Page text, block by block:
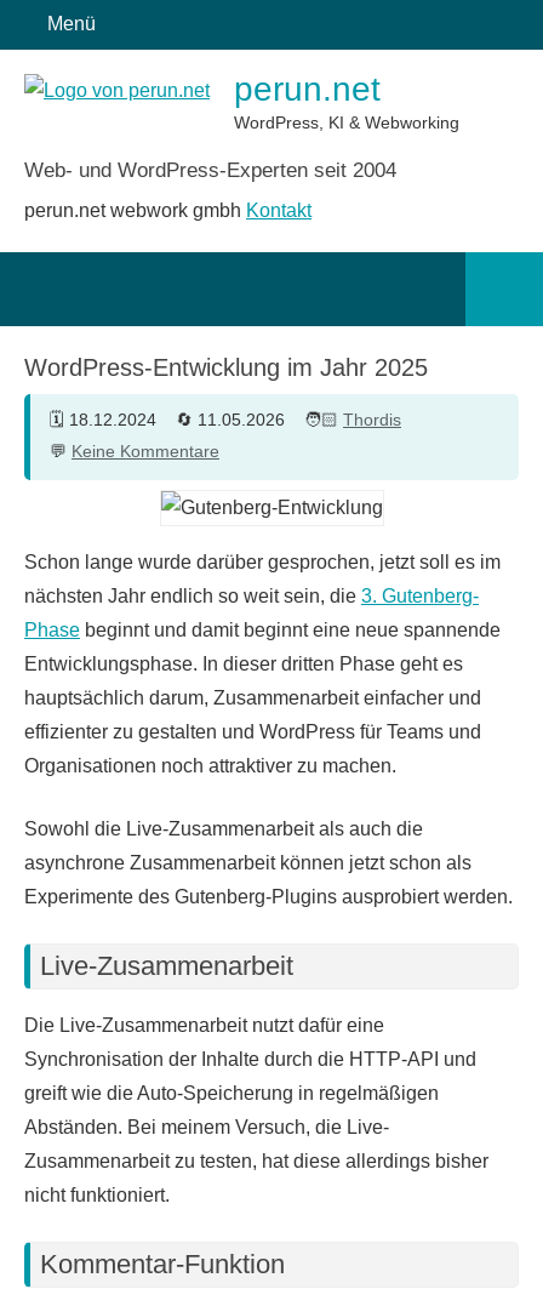
Inhalt
springen
Menü
perun.net
WordPress, KI & Webworking
Web- und WordPress-Experten seit 2004
perun.net webwork gmbh Kontakt
WordPress-Entwicklung im Jahr 2025
18.12.2024 11.05.2026
Thordis
Keine Kommentare
Schon lange wurde darüber gesprochen, jetzt soll es im
nächsten Jahr endlich so weit sein, die 3. Gutenberg-
Phase beginnt und damit beginnt eine neue spannende
Entwicklungsphase. In dieser dritten Phase geht es
hauptsächlich darum, Zusammenarbeit einfacher und
effizienter zu gestalten und WordPress für Teams und
Organisationen noch attraktiver zu machen.
Sowohl die Live-Zusammenarbeit als auch die
asynchrone Zusammenarbeit können jetzt schon als
Experimente des Gutenberg-Plugins ausprobiert werden.
Live-Zusammenarbeit
Die Live-Zusammenarbeit nutzt dafür eine
Synchronisation der Inhalte durch die HTTP-API und
greift wie die Auto-Speicherung in regelmäßigen
Abständen. Bei meinem Versuch, die Live-
Zusammenarbeit zu testen, hat diese allerdings bisher
nicht funktioniert.
Kommentar-Funktion